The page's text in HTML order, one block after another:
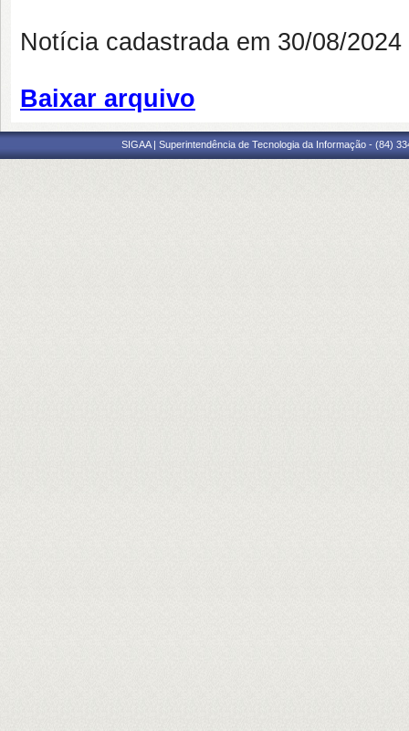
Notícia cadastrada em 30/08/
Baixar arquivo
SIGAA | Superintendência de Tecnologia da Informação - (84)